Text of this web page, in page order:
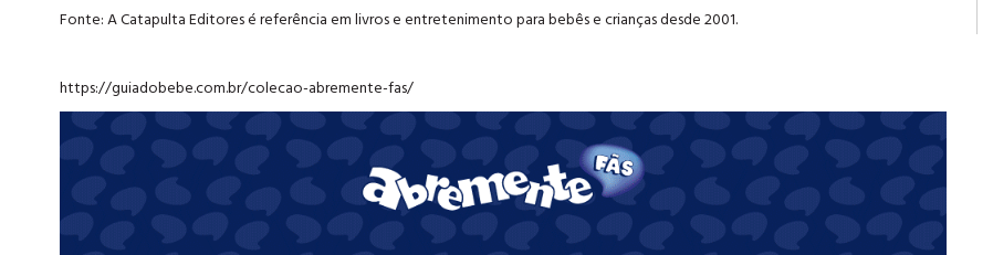
Fonte: A Catapulta Editores é referência em livros e entretenimento para bebês e crianças desde 2001.
https://guiadobebe.com.br/colecao-abremente-fas/